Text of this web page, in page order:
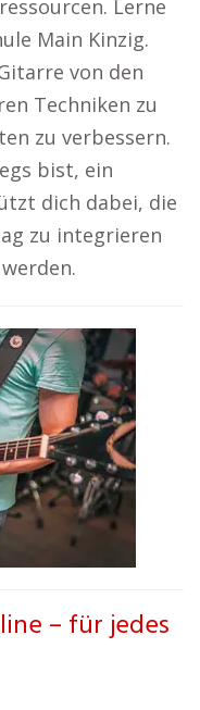
Lerne
Main Kinzig.
von den
Techniken zu
zu verbessern.
bist, ein
dich dabei, die
zu integrieren
– für jedes